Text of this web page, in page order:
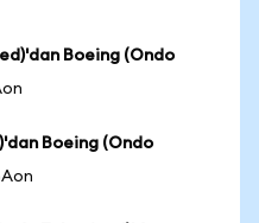
Boeing (Ondo
Boeing (Ondo